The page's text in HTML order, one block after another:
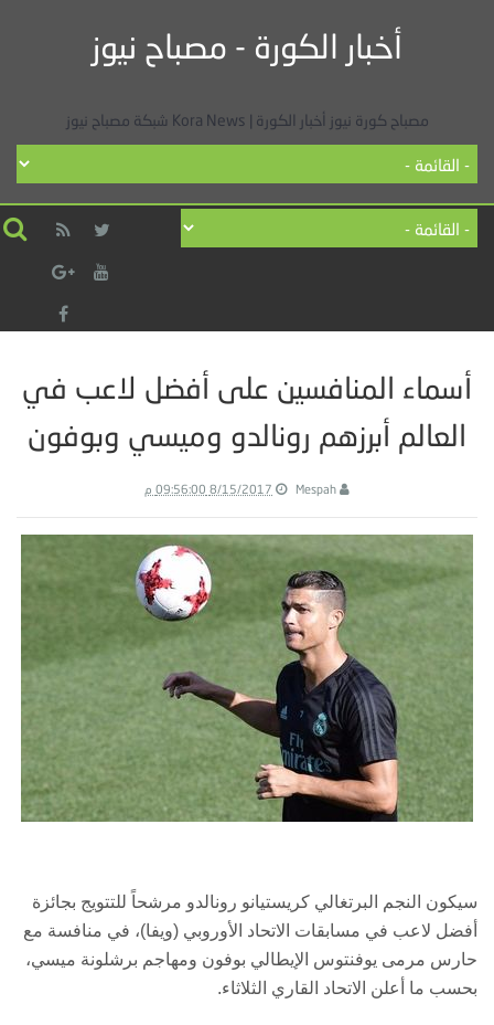
أخبار الكورة - مصباح نيوز
مصباح كورة نيوز أخبار الكورة | Kora News شبكة مصباح نيوز
أسماء المنافسين على أفضل لاعب في
العالم أبرزهم رونالدو وميسي وبوفون
Mespah 8/15/2017 09:56:00 م
سيكون النجم البرتغالي كريستيانو رونالدو مرشحاً للتتويج بجائزة
أفضل لاعب في مسابقات الاتحاد الأوروبي (ويفا)، في منافسة مع
حارس مرمى يوفنتوس الإيطالي بوفون ومهاجم برشلونة ميسي،
بحسب ما أعلن الاتحاد القاري الثلاثاء.